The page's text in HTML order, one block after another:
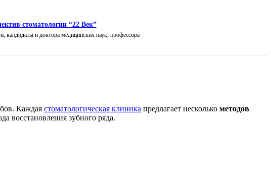
стоматологии “22 Век”
кандидаты и доктора медицинских наук, профессора
Каждая стоматологическая клиника предлагает несколько методов
восстановления зубного ряда.